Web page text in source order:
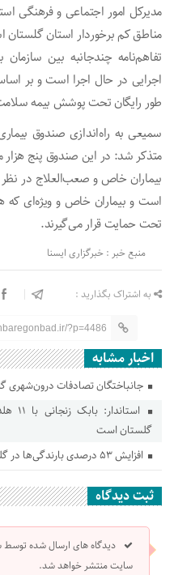
مناطق کم برخوردار استان گلستان
تفاهم‌نامه چندجانبه بین
اجرایی در حال اجرا است و بر
طور رایگان تحت پوشش بیمه
سمیعی به راه‌اندازی صندوق
متذکر شد: در این صندوق پنج هزار
بیماران خاص و صعب‌العلاج در
است و بیماران خاص و ویژه‌ای که
تحت حمایت قرار می‌گیرند.
منبع خبر : خبرگزاری ایسنا
به اشتراک بگذارید :
?p=4486
اخبار مشابه
جانباختگان تصادفات درون‌شهری گلستان ۱۷ درصد
گلستان است
افزایش ۵۳ درصدی بارندگی‌ها در گلستان
ثبت دیدگاه
دیدگاه های ارسال شده
سایت منتشر خواهد شد.